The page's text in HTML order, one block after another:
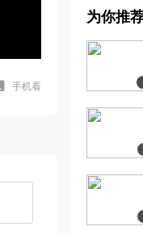
手机看
务...
[8] 【
939播放
[9] 【
1066播放
[10] 【
1602播放
为你推